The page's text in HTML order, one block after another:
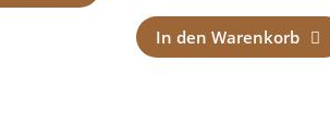
In den Warenkorb